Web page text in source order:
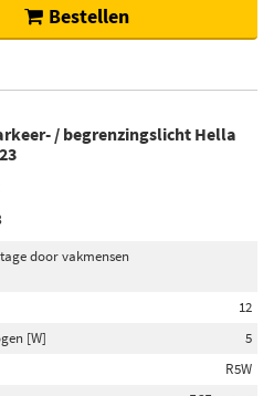
Bestellen
/ begrenzingslicht Hella
door vakmensen
12
[W]
5
R5W